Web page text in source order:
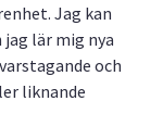
Jag kan
jag lär mig nya
och
liknande